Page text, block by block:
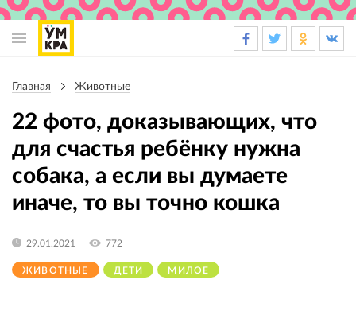
навигация
навигации
Главная Животные
22 фото, доказывающих, что
для счастья ребёнку нужна
собака, а если вы думаете
иначе, то вы точно кошка
ЖИВОТНЫЕ ДЕТИ МИЛОЕ
29.01.2021 772